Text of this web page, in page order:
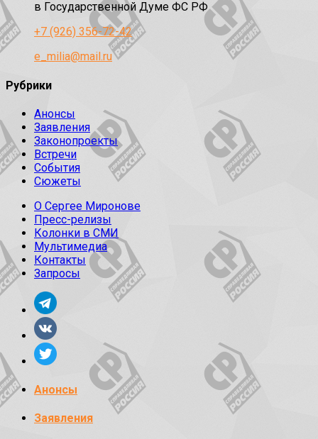
в Государственной Думе ФС РФ
+7 (926) 356-72-42
e_milia@mail.ru
Рубрики
Анонсы
Заявления
Законопроекты
Встречи
События
Сюжеты
О Сергее Миронове
Пресс-релизы
Колонки в СМИ
Мультимедиа
Контакты
Запросы
Анонсы
Заявления